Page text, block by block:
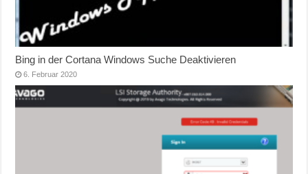
Bing in der Cortana Windows Suche Deaktivieren
6. Februar 2020